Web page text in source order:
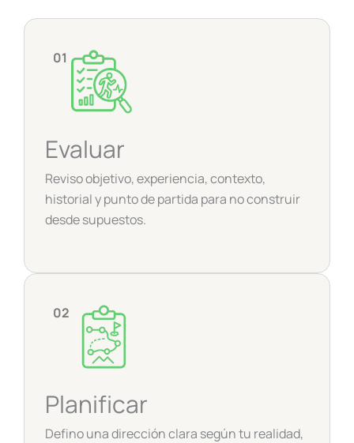
01
Evaluar
Reviso objetivo, experiencia, contexto,
historial y punto de partida para no construir
desde supuestos.
02
Planificar
Defino una dirección clara según tu realidad,